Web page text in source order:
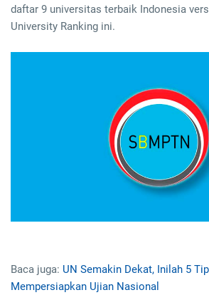
daftar 9 universitas terbaik Indonesia
University Ranking ini.
Baca juga: UN Semakin Dekat, Inilah 5
Mempersiapkan Ujian Nasional